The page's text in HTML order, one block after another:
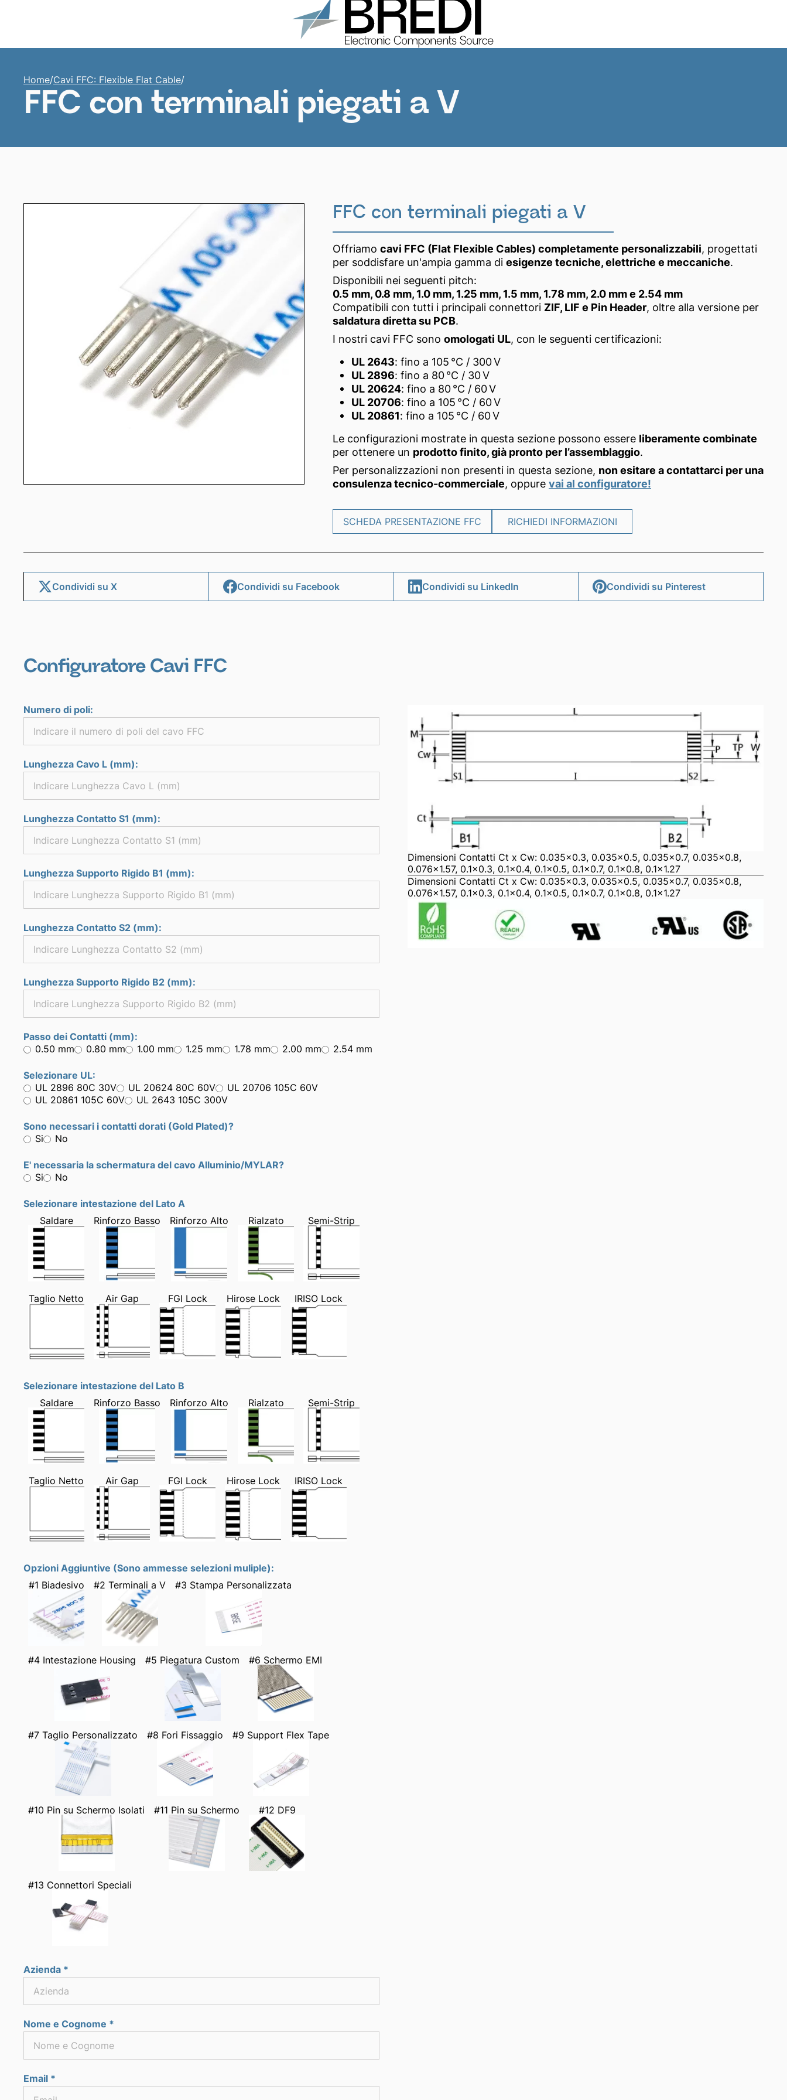
Prodotti Chi Siamo Cataloghi Contatti
Home/Cavi FFC: Flexible Flat Cable/
FFC con terminali piegati a V
FFC con terminali piegati a V
Offriamo cavi FFC (Flat Flexible Cables) completamente personalizzabili, progettati
per soddisfare un'ampia gamma di esigenze tecniche, elettriche e meccaniche.
Disponibili nei seguenti pitch:
0.5 mm, 0.8 mm, 1.0 mm, 1.25 mm, 1.5 mm, 1.78 mm, 2.0 mm e 2.54 mm
Compatibili con tutti i principali connettori ZIF, LIF e Pin Header, oltre alla versione per
saldatura diretta su PCB.
I nostri cavi FFC sono omologati UL, con le seguenti certificazioni:
UL 2643: fino a 105 °C / 300 V
UL 2896: fino a 80 °C / 30 V
UL 20624: fino a 80 °C / 60 V
UL 20706: fino a 105 °C / 60 V
UL 20861: fino a 105 °C / 60 V
Le configurazioni mostrate in questa sezione possono essere liberamente combinate
per ottenere un prodotto finito, già pronto per l’assemblaggio.
Per personalizzazioni non presenti in questa sezione, non esitare a contattarci per una
consulenza tecnico-commerciale, oppure vai al configuratore!
SCHEDA PRESENTAZIONE FFC
SCHEDA PRESENTAZIONE FFC
RICHIEDI INFORMAZIONI
RICHIEDI INFORMAZIONI
Condividi su X Condividi su Facebook Condividi su LinkedIn Condividi su Pinterest
Configuratore Cavi FFC
Numero di poli:
Lunghezza Cavo L (mm):
Lunghezza Contatto S1 (mm):
Lunghezza Supporto Rigido B1 (mm):
Lunghezza Contatto S2 (mm):
Lunghezza Supporto Rigido B2 (mm):
Passo dei Contatti (mm):
0.50 mm
0.80 mm 1.00 mm 1.25 mm 1.78 mm 2.00 mm 2.54 mm
Selezionare UL:
UL 2896 80C 30V
UL 20624 80C 60V
UL 20706 105C 60V
UL 20861 105C 60V
UL 2643 105C 300V
Sono necessari i contatti dorati (Gold Plated)?
Si
No
E' necessaria la schermatura del cavo Alluminio/MYLAR?
Si
No
Selezionare intestazione del Lato A
Saldare
Rinforzo Basso Rinforzo Alto Rialzato Semi-Strip
Taglio Netto Air Gap FGI Lock Hirose Lock IRISO Lock
Selezionare intestazione del Lato B
Saldare
Rinforzo Basso Rinforzo Alto Rialzato Semi-Strip
Taglio Netto Air Gap FGI Lock Hirose Lock IRISO Lock
Opzioni Aggiuntive (Sono ammesse selezioni muliple):
#1 Biadesivo
#2 Terminali a V #3 Stampa Personalizzata
#4 Intestazione Housing #5 Piegatura Custom #6 Schermo EMI
#7 Taglio Personalizzato #8 Fori Fissaggio #9 Support Flex Tape
#10 Pin su Schermo Isolati #11 Pin su Schermo #12 DF9
#13 Connettori Speciali
Azienda *
Nome e Cognome *
Email *
Dimensioni Contatti Ct x Cw: 0.035x0.3, 0.035x0.5, 0.035x0.7, 0.035x0.8,
0.076x1.57, 0.1x0.3, 0.1x0.4, 0.1x0.5, 0.1x0.7, 0.1x0.8, 0.1x1.27
Dimensioni Contatti Ct x Cw: 0.035x0.3, 0.035x0.5, 0.035x0.7, 0.035x0.8,
0.076x1.57, 0.1x0.3, 0.1x0.4, 0.1x0.5, 0.1x0.7, 0.1x0.8, 0.1x1.27